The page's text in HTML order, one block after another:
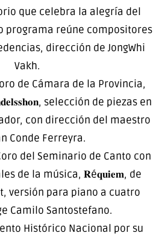
que celebra la alegría del
programa reúne compositores
dirección de JongWhi
Vakh.
de Cámara de la Provincia,
selección de piezas en
con dirección del maestro
Conde Ferreyra.
del Seminario de Canto con
de la música, 𝐑é𝐪𝐮𝐢𝐞𝐦, de
versión para piano a cuatro
Camilo Santostefano.
Histórico Nacional por su